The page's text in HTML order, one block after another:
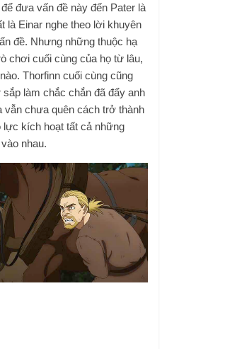
đưa vấn đề này đến Pater là
là Einar nghe theo lời khuyên
đề. Nhưng những thuộc hạ
chơi cuối cùng của họ từ lâu,
Thorfinn cuối cùng cũng
làm chắc chắn đã đẩy anh
vẫn chưa quên cách trở thành
lực kích hoạt tất cả những
nhau.